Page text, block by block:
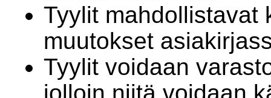
Tyylit mahdollistavat
muutokset
Tyylit voidaan
jolloin niitä voidaan